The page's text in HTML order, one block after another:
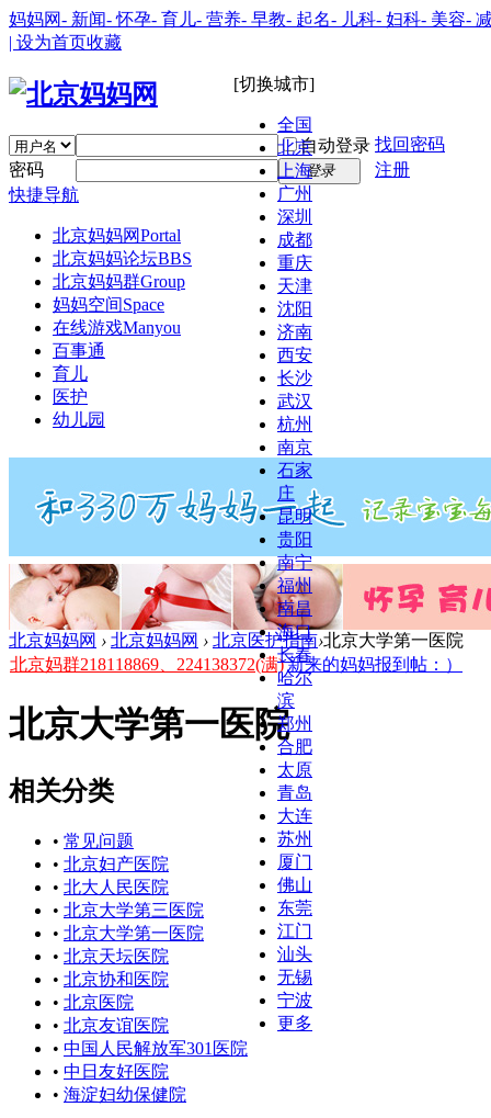
妈妈网- 新闻- 怀孕- 育儿- 营养- 早教- 起名- 儿科- 妇科- 美容-
| 设为首页收藏
[切换城市]
全国
北京
上海
广州
深圳
成都
重庆
天津
沈阳
济南
西安
长沙
武汉
杭州
南京
石家
庄
昆明
贵阳
南宁
福州
南昌
海口
长春
哈尔
滨
郑州
合肥
太原
青岛
大连
苏州
厦门
佛山
东莞
江门
汕头
无锡
宁波
更多
自动登录 找回密码
密码
登录
注册
快捷导航
北京妈妈网Portal
北京妈妈论坛BBS
北京妈妈群Group
妈妈空间Space
在线游戏Manyou
百事通
育儿
医护
幼儿园
北京妈妈网 › 北京妈妈网 › 北京医护指南›北京大学第一医院
北京妈群218118869、224138372(满)新来的妈妈报到帖：）
北京大学第一医院
相关分类
• 常见问题
• 北京妇产医院
• 北大人民医院
• 北京大学第三医院
• 北京大学第一医院
• 北京天坛医院
• 北京协和医院
• 北京医院
• 北京友谊医院
• 中国人民解放军301医院
• 中日友好医院
• 海淀妇幼保健院